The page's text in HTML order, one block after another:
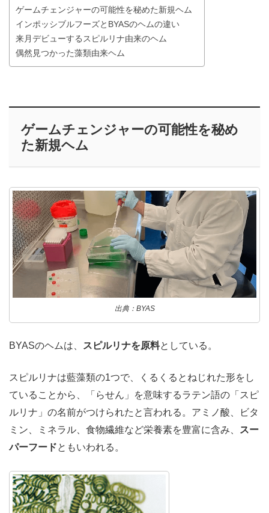
ゲームチェンジャーの可能性を秘めた新規ヘム
インポッシブルフーズとBYASのヘムの違い
来月デビューするスピルリナ由来のヘム
偶然見つかった藻類由来ヘム
ゲームチェンジャーの可能性を秘め
た新規ヘム
出典：BYAS
BYASのヘムは、 スピルリナを原料としている。
スピルリナは藍藻類の1つで、くるくるとねじれた形をし
ていることから、「らせん」を意味するラテン語の「スピ
ルリナ」の名前がつけられたと言われる。アミノ酸、ビタ
ミン、ミネラル、食物繊維など栄養素を豊富に含み、
スー
パーフードともいわれる。